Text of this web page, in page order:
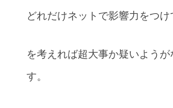
どれだけネットで影響力をつけ
を考えれば超大事か疑いようが
す。